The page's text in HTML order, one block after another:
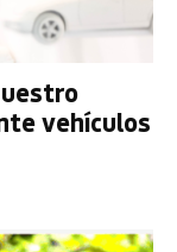
vehículos